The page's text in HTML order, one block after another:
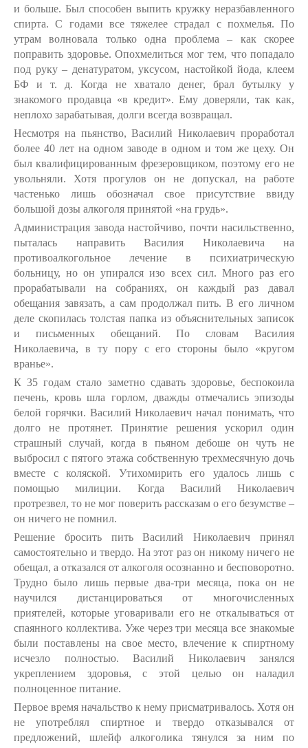
и больше. Был способен выпить кружку неразбавленного
спирта. С годами все тяжелее страдал с похмелья. По
утрам волновала только одна проблема – как скорее
поправить здоровье. Опохмелиться мог тем, что попадало
под руку – денатуратом, уксусом, настойкой йода, клеем
БФ и т. д. Когда не хватало денег, брал бутылку у
знакомого продавца «в кредит». Ему доверяли, так как,
неплохо зарабатывая, долги всегда возвращал.
Несмотря на пьянство, Василий Николаевич проработал
более 40 лет на одном заводе в одном и том же цеху. Он
был квалифицированным фрезеровщиком, поэтому его не
увольняли. Хотя прогулов он не допускал, на работе
частенько лишь обозначал свое присутствие ввиду
большой дозы алкоголя принятой «на грудь».
Администрация завода настойчиво, почти насильственно,
пыталась направить Василия Николаевича на
противоалкогольное лечение в психиатрическую
больницу, но он упирался изо всех сил. Много раз его
прорабатывали на собраниях, он каждый раз давал
обещания завязать, а сам продолжал пить. В его личном
деле скопилась толстая папка из объяснительных записок
и письменных обещаний. По словам Василия
Николаевича, в ту пору с его стороны было «кругом
вранье».
К 35 годам стало заметно сдавать здоровье, беспокоила
печень, кровь шла горлом, дважды отмечались эпизоды
белой горячки. Василий Николаевич начал понимать, что
долго не протянет. Принятие решения ускорил один
страшный случай, когда в пьяном дебоше он чуть не
выбросил с пятого этажа собственную трехмесячную дочь
вместе с коляской. Утихомирить его удалось лишь с
помощью милиции. Когда Василий Николаевич
протрезвел, то не мог поверить рассказам о его безумстве –
он ничего не помнил.
Решение бросить пить Василий Николаевич принял
самостоятельно и твердо. На этот раз он никому ничего не
обещал, а отказался от алкоголя осознанно и бесповоротно.
Трудно было лишь первые два-три месяца, пока он не
научился дистанцироваться от многочисленных
приятелей, которые уговаривали его не откалываться от
спаянного коллектива. Уже через три месяца все знакомые
были поставлены на свое место, влечение к спиртному
исчезло полностью. Василий Николаевич занялся
укреплением здоровья, с этой целью он наладил
полноценное питание.
Первое время начальство к нему присматривалось. Хотя он
не употреблял спиртное и твердо отказывался от
предложений, шлейф алкоголика тянулся за ним по